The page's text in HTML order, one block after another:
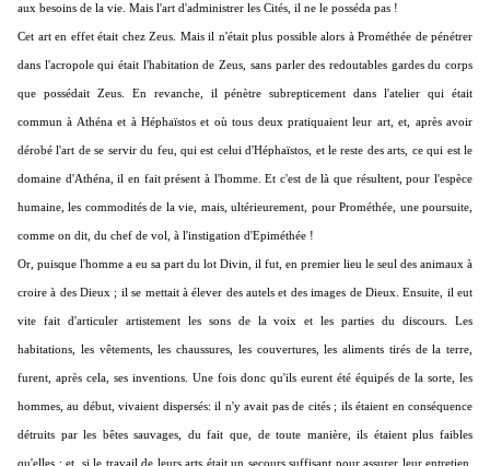
aux besoins de la vie. Mais l'art d'administrer les Cités, il ne le posséda pas !
Cet art en effet était chez Zeus. Mais il n'était plus possible alors à Prométhée de pénétrer
dans l'acropole qui était l'habitation de Zeus, sans parler des redoutables gardes du corps
que possédait Zeus. En revanche, il pénètre subrepticement dans l'atelier qui était
commun à Athéna et à Héphaïstos et où tous deux pratiquaient leur art, et, après avoir
dérobé l'art de se servir du feu, qui est celui d'Héphaïstos, et le reste des arts, ce qui est le
domaine d'Athéna, il en fait présent à l'homme. Et c'est de là que résultent, pour l'espèce
humaine, les commodités de la vie, mais, ultérieurement, pour Prométhée, une poursuite,
comme on dit, du chef de vol, à l'instigation d'Epiméthée !
Or, puisque l'homme a eu sa part du lot Divin, il fut, en premier lieu le seul des animaux à
croire à des Dieux ; il se mettait à élever des autels et des images de Dieux. Ensuite, il eut
vite fait d'articuler artistement les sons de la voix et les parties du discours. Les
habitations, les vêtements, les chaussures, les couvertures, les aliments tirés de la terre,
furent, après cela, ses inventions. Une fois donc qu'ils eurent été équipés de la sorte, les
hommes, au début, vivaient dispersés: il n'y avait pas de cités ; ils étaient en conséquence
détruits par les bêtes sauvages, du fait que, de toute manière, ils étaient plus faibles
qu'elles ; et, si le travail de leurs arts était un secours suffisant pour assurer leur entretien,